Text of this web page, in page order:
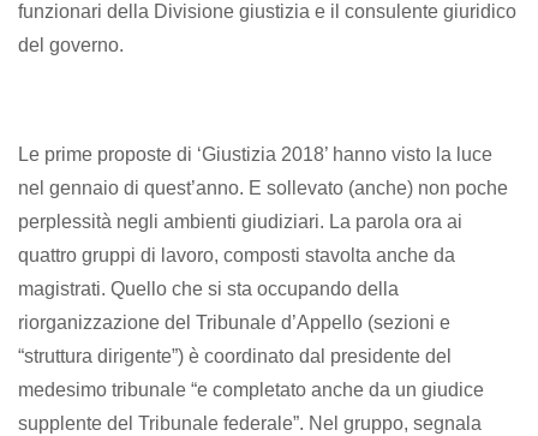
funzionari della Divisione giustizia e il consulente giuridico
del governo.
Le prime proposte di ‘Giustizia 2018’ hanno visto la luce
nel gennaio di quest’anno. E sollevato (anche) non poche
perplessità negli ambienti giudiziari. La parola ora ai
quattro gruppi di lavoro, composti stavolta anche da
magistrati. Quello che si sta occupando della
riorganizzazione del Tribunale d’Appello (sezioni e
“struttura dirigente”) è coordinato dal presidente del
medesimo tribunale “e completato anche da un giudice
supplente del Tribunale federale”. Nel gruppo, segnala